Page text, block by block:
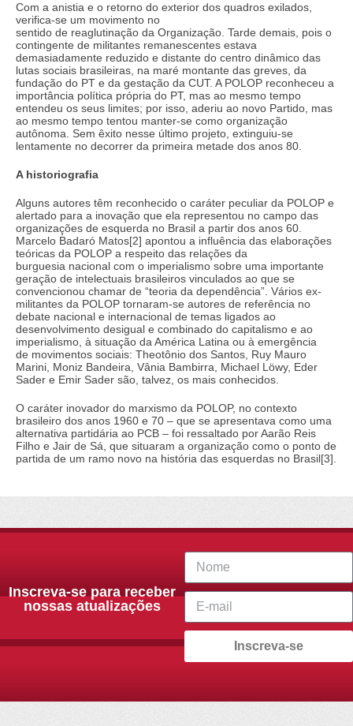
Com a anistia e o retorno do exterior dos quadros exilados,
verifica-se um movimento no
sentido de reaglutinação da Organização. Tarde demais, pois o
contingente de militantes remanescentes estava
demasiadamente reduzido e distante do centro dinâmico das
lutas sociais brasileiras, na maré montante das greves, da
fundação do PT e da gestação da CUT. A POLOP reconheceu a
importância política própria do PT, mas ao mesmo tempo
entendeu os seus limites; por isso, aderiu ao novo Partido, mas
ao mesmo tempo tentou manter-se como organização
autônoma. Sem êxito nesse último projeto, extinguiu-se
lentamente no decorrer da primeira metade dos anos 80.
A historiografia
Alguns autores têm reconhecido o caráter peculiar da POLOP e
alertado para a inovação que ela representou no campo das
organizações de esquerda no Brasil a partir dos anos 60.
Marcelo Badaró Matos[2] apontou a influência das elaborações
teóricas da POLOP a respeito das relações da
burguesia nacional com o imperialismo sobre uma importante
geração de intelectuais brasileiros vinculados ao que se
convencionou chamar de “teoria da dependência”. Vários ex-
militantes da POLOP tornaram-se autores de referência no
debate nacional e internacional de temas ligados ao
desenvolvimento desigual e combinado do capitalismo e ao
imperialismo, à situação da América Latina ou à emergência
de movimentos sociais: Theotônio dos Santos, Ruy Mauro
Marini, Moniz Bandeira, Vânia Bambirra, Michael Löwy, Eder
Sader e Emir Sader são, talvez, os mais conhecidos.
O caráter inovador do marxismo da POLOP, no contexto
brasileiro dos anos 1960 e 70 – que se apresentava como uma
alternativa partidária ao PCB – foi ressaltado por Aarão Reis
Filho e Jair de Sá, que situaram a organização como o ponto de
partida de um ramo novo na história das esquerdas no Brasil[3].
Inscreva-se para receber
nossas atualizações
Inscreva-se